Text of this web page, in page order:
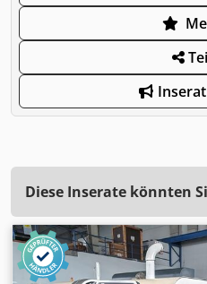
Diese Inserate könnten